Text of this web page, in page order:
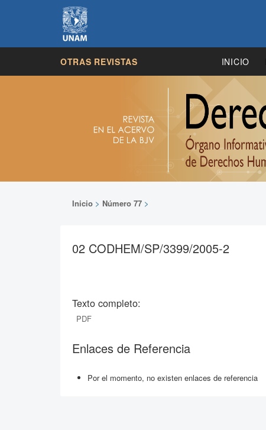
OTRAS REVISTAS INICIO
Inicio > Número 77 >
02 CODHEM/SP/3399/2005-2
Texto completo:
PDF
Enlaces de Referencia
Por el momento, no existen enlaces de referencia